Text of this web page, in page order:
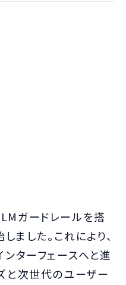
ガードレールを搭
ました。これにより、
ターフェースへと進
と次世代のユーザー